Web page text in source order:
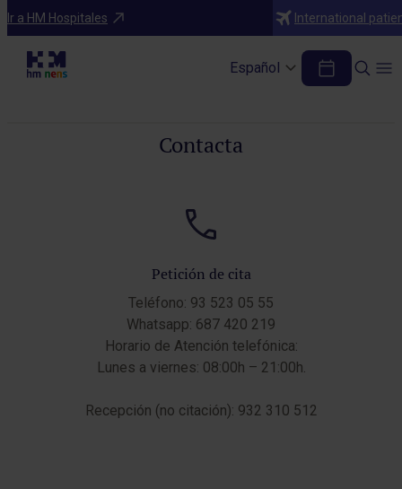
Ir a HM Hospitales International
Español
Contacta con el Hospital HM Nens
Contacta con nosotros en cualquier momento, te ayudaremos.
Contacta
Petición de cita
Teléfono: 93 523 05 55
Whatsapp: 687 420 219
Horario de Atención telefónica:
Lunes a viernes: 08:00h – 21:00h.
Recepción (no citación): 932 310 512